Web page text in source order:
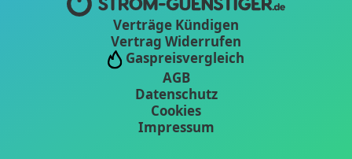
Verträge Kündigen
Vertrag Widerrufen
Gaspreisvergleich
AGB
Datenschutz
Cookies
Impressum